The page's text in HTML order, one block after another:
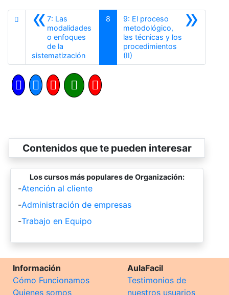
«7: Las
modalidades
o enfoques
de la
sistematizaciónAnterior
8 »
9: El proceso
metodológico,
las técnicas y los
procedimientos
(II)Siguiente
Contenidos que te pueden interesar
Los cursos más populares de Organización:
-Atención al cliente
-Administración de empresas
-Trabajo en Equipo
Información
Cómo Funcionamos
Quienes somos
AulaFacil
Testimonios de
nuestros usuarios